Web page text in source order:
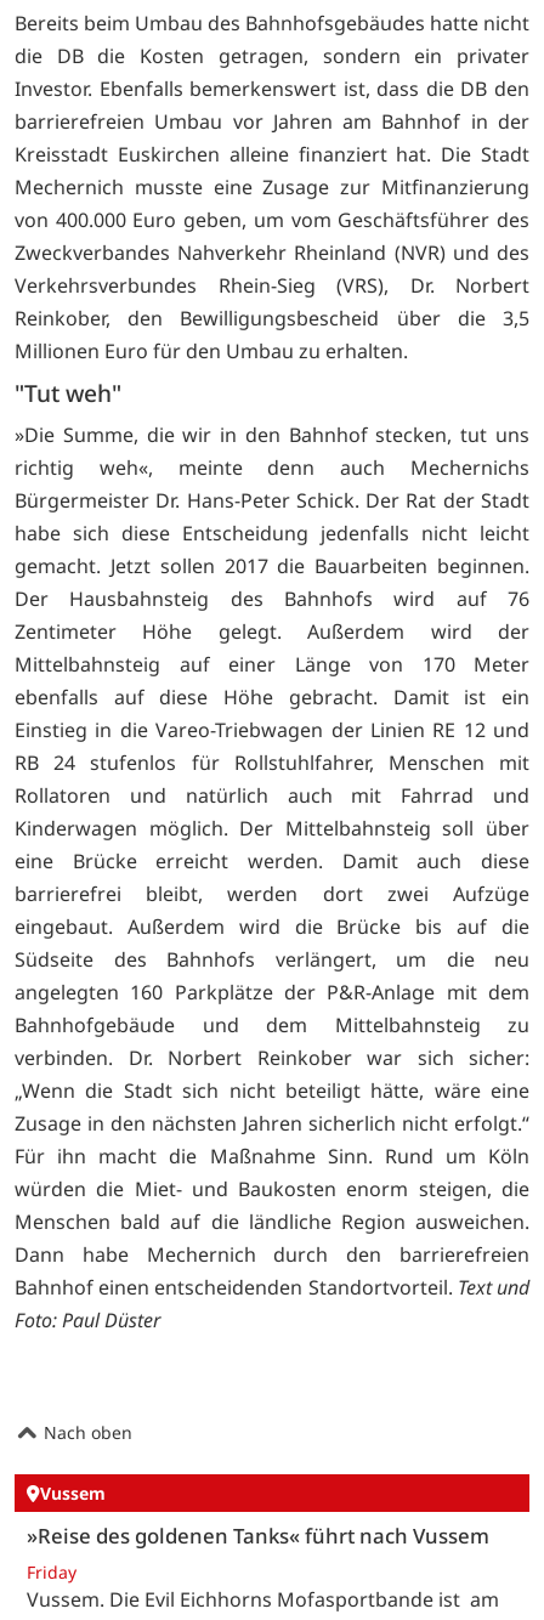
Bereits beim Umbau des Bahnhofsgebäudes hatte nicht
die DB die Kosten getragen, sondern ein privater
Investor. Ebenfalls bemerkenswert ist, dass die DB den
barrierefreien Umbau vor Jahren am Bahnhof in der
Kreisstadt Euskirchen alleine finanziert hat. Die Stadt
Mechernich musste eine Zusage zur Mitfinanzierung
von 400.000 Euro geben, um vom Geschäftsführer des
Zweckverbandes Nahverkehr Rheinland (NVR) und des
Verkehrsverbundes Rhein-Sieg (VRS), Dr. Norbert
Reinkober, den Bewilligungsbescheid über die 3,5
Millionen Euro für den Umbau zu erhalten.
"Tut weh"
»Die Summe, die wir in den Bahnhof stecken, tut uns
richtig weh«, meinte denn auch Mechernichs
Bürgermeister Dr. Hans-Peter Schick. Der Rat der Stadt
habe sich diese Entscheidung jedenfalls nicht leicht
gemacht. Jetzt sollen 2017 die Bauarbeiten beginnen.
Der Hausbahnsteig des Bahnhofs wird auf 76
Zentimeter Höhe gelegt. Außerdem wird der
Mittelbahnsteig auf einer Länge von 170 Meter
ebenfalls auf diese Höhe gebracht. Damit ist ein
Einstieg in die Vareo-Triebwagen der Linien RE 12 und
RB 24 stufenlos für Rollstuhlfahrer, Menschen mit
Rollatoren und natürlich auch mit Fahrrad und
Kinderwagen möglich. Der Mittelbahnsteig soll über
eine Brücke erreicht werden. Damit auch diese
barrierefrei bleibt, werden dort zwei Aufzüge
eingebaut. Außerdem wird die Brücke bis auf die
Südseite des Bahnhofs verlängert, um die neu
angelegten 160 Parkplätze der P&R-Anlage mit dem
Bahnhofgebäude und dem Mittelbahnsteig zu
verbinden. Dr. Norbert Reinkober war sich sicher:
„Wenn die Stadt sich nicht beteiligt hätte, wäre eine
Zusage in den nächsten Jahren sicherlich nicht erfolgt.“
Für ihn macht die Maßnahme Sinn. Rund um Köln
würden die Miet- und Baukosten enorm steigen, die
Menschen bald auf die ländliche Region ausweichen.
Dann habe Mechernich durch den barrierefreien
Bahnhof einen entscheidenden Standortvorteil. Text und
Foto: Paul Düster
Nach oben
Vussem
»Reise des goldenen Tanks« führt nach Vussem
Friday
Vussem. Die Evil Eichhorns Mofasportbande ist am